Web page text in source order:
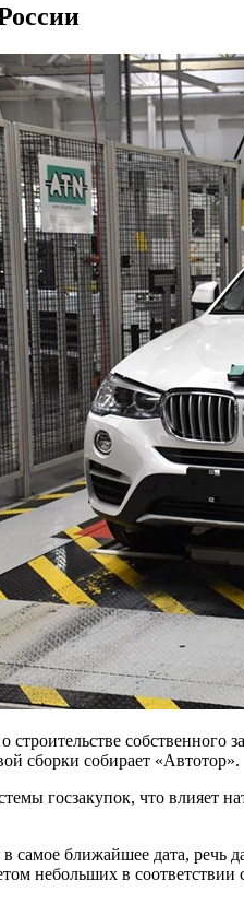
сборки собирает «Автотор».
госзакупок, что
самое ближайшее дата,
небольших в